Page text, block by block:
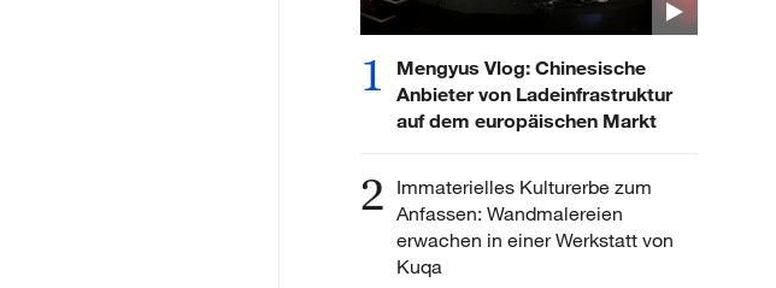
1
Mengyus Vlog: Chinesische
Anbieter von Ladeinfrastruktur
auf dem europäischen Markt
2 Immaterielles Kulturerbe zum
Anfassen: Wandmalereien
erwachen in einer Werkstatt von
Kuqa